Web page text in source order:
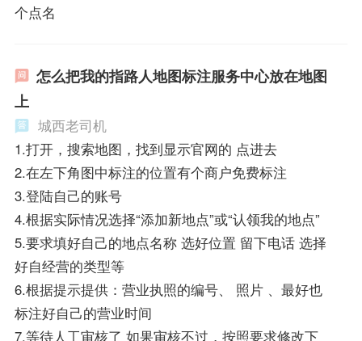
个点名
怎么把我的指路人地图标注服务中心放在地图
上
城西老司机
1.打开，搜索地图，找到显示官网的 点进去
2.在左下角图中标注的位置有个商户免费标注
3.登陆自己的账号
4.根据实际情况选择“添加新地点”或“认领我的地点”
5.要求填好自己的地点名称 选好位置 留下电话 选择
好自经营的类型等
6.根据提示提供：营业执照的编号、 照片 、最好也
标注好自己的营业时间
7.等待人工审核了 如果审核不过，按照要求修改下